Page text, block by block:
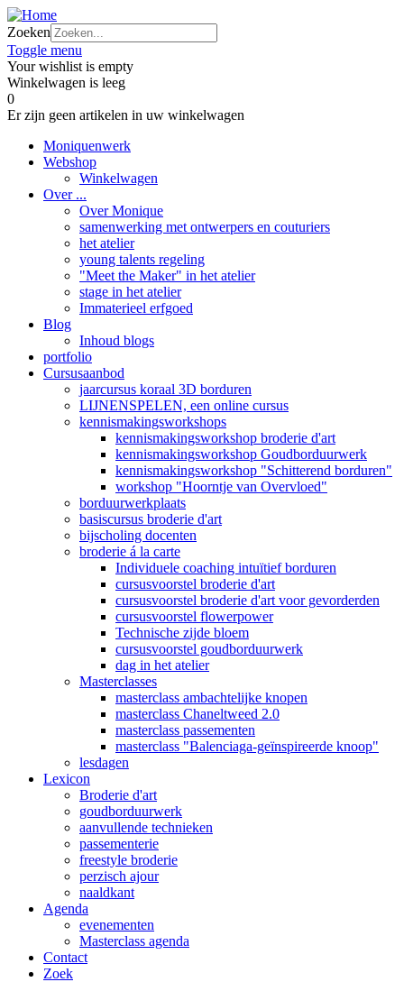
Zoeken
Toggle menu
Your wishlist is empty
Winkelwagen is leeg
0
Er zijn geen artikelen in uw winkelwagen
Moniquenwerk
Webshop
Winkelwagen
Over ...
Over Monique
samenwerking met ontwerpers en couturiers
het atelier
young talents regeling
"Meet the Maker" in het atelier
stage in het atelier
Immaterieel erfgoed
Blog
Inhoud blogs
portfolio
Cursusaanbod
jaarcursus koraal 3D borduren
LIJNENSPELEN, een online cursus
kennismakingsworkshops
kennismakingsworkshop broderie d'art
kennismakingsworkshop Goudborduurwerk
kennismakingsworkshop "Schitterend borduren"
workshop "Hoorntje van Overvloed"
borduurwerkplaats
basiscursus broderie d'art
bijscholing docenten
broderie á la carte
Individuele coaching intuïtief borduren
cursusvoorstel broderie d'art
cursusvoorstel broderie d'art voor gevorderden
cursusvoorstel flowerpower
Technische zijde bloem
cursusvoorstel goudborduurwerk
dag in het atelier
Masterclasses
masterclass ambachtelijke knopen
masterclass Chaneltweed 2.0
masterclass passementen
masterclass "Balenciaga-geïnspireerde knoop"
lesdagen
Lexicon
Broderie d'art
goudborduurwerk
aanvullende technieken
passementerie
freestyle broderie
perzisch ajour
naaldkant
Agenda
evenementen
Masterclass agenda
Contact
Zoek